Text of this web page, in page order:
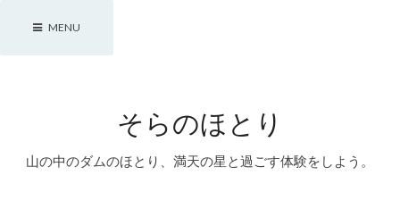
MENU
そらのほとり
山の中のダムのほとり、満天の星と過ごす体験をしよう。